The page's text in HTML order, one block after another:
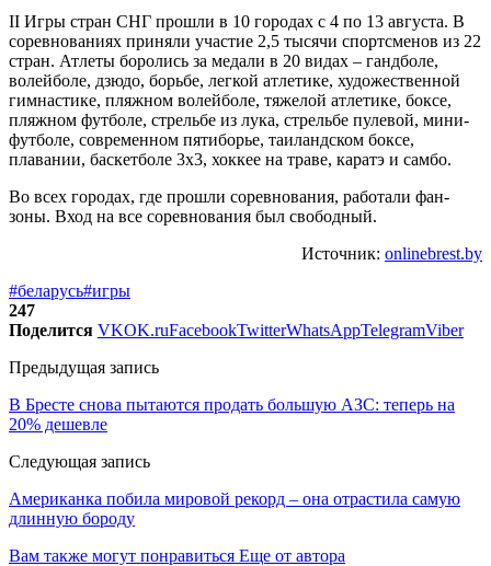
II Игры стран СНГ прошли в 10 городах с 4 по 13 августа. В
соревнованиях приняли участие 2,5 тысячи спортсменов из 22
стран. Атлеты боролись за медали в 20 видах – гандболе,
волейболе, дзюдо, борьбе, легкой атлетике, художественной
гимнастике, пляжном волейболе, тяжелой атлетике, боксе,
пляжном футболе, стрельбе из лука, стрельбе пулевой, мини-
футболе, современном пятиборье, таиландском боксе,
плавании, баскетболе 3х3, хоккее на траве, каратэ и самбо.
Во всех городах, где прошли соревнования, работали фан-
зоны. Вход на все соревнования был свободный.
Источник: onlinebrest.by
#беларусь#игры
247
Поделится VKOK.ruFacebookTwitterWhatsAppTelegramViber
Предыдущая запись
В Бресте снова пытаются продать большую АЗС: теперь на
20% дешевле
Следующая запись
Американка побила мировой рекорд – она отрастила самую
длинную бороду
Вам также могут понравиться Еще от автора